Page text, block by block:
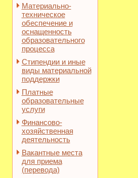
Материально-
техническое
обеспечение и
оснащенность
образовательного
процесса
Стипендии и иные
виды материальной
поддержки
Платные
образовательные
услуги
Финансово-
хозяйственная
деятельность
Вакантные места
для приема
(перевода)